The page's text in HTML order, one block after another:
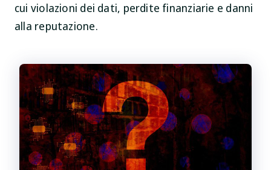
cui violazioni dei dati, perdite finanziarie e danni
alla reputazione.